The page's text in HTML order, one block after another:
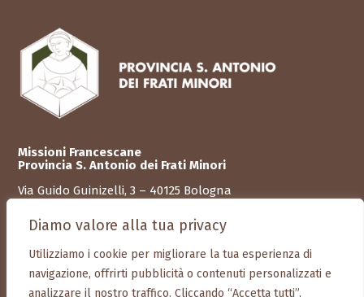
Diamo valore alla tua privacy
Utilizziamo i cookie per migliorare la tua esperienza di
navigazione, offrirti pubblicità o contenuti personalizzati e
analizzare il nostro traffico. Cliccando “Accetta tutti”,
Missioni Francescane
Provincia S. Antonio dei Frati Minori
Via Guido Guinizelli, 3 – 40125 Bologna
C.F. 01098680372
Tel. +39 051 580 356
Mob. + 39 351 934 57 09
info@missionifrancescane.it